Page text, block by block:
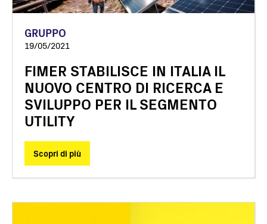
GRUPPO
19/05/2021
FIMER STABILISCE IN ITALIA IL
NUOVO CENTRO DI RICERCA E
SVILUPPO PER IL SEGMENTO
UTILITY
Scopri di più